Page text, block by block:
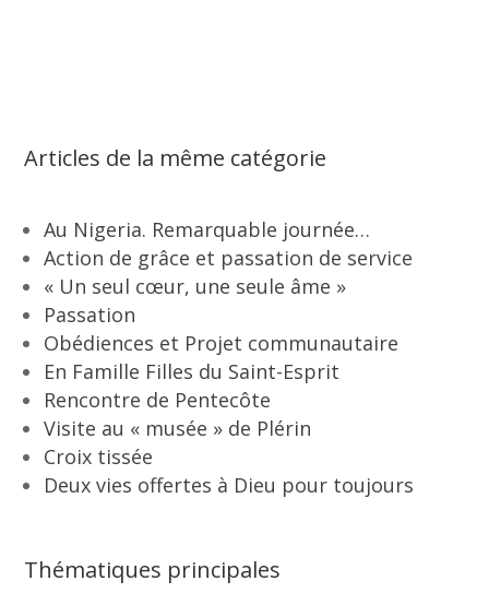
Articles de la même catégorie
Au Nigeria. Remarquable journée…
Action de grâce et passation de service
« Un seul cœur, une seule âme »
Passation
Obédiences et Projet communautaire
En Famille Filles du Saint-Esprit
Rencontre de Pentecôte
Visite au « musée » de Plérin
Croix tissée
Deux vies offertes à Dieu pour toujours
Thématiques principales